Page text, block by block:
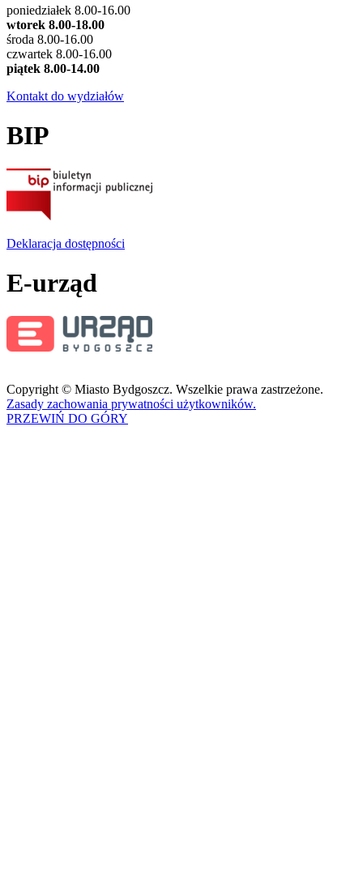
poniedziałek 8.00-16.00
wtorek 8.00-18.00
środa 8.00-16.00
czwartek 8.00-16.00
piątek 8.00-14.00
Kontakt do wydziałów
BIP
Deklaracja dostępności
E-urząd
Copyright © Miasto Bydgoszcz. Wszelkie prawa zastrzeżone.
Zasady zachowania prywatności użytkowników.
PRZEWIŃ DO GÓRY